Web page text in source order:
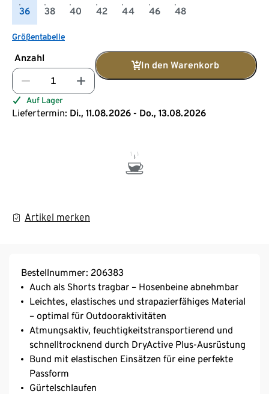
36 38 40 42 44 46 48
Größentabelle
Anzahl
In den Warenkorb
Auf Lager
Liefertermin: Di., 11.08.2026 - Do., 13.08.2026
Artikel merken
Bestellnummer: 206383
Auch als Shorts tragbar – Hosenbeine abnehmbar
Leichtes, elastisches und strapazierfähiges Material
– optimal für Outdooraktivitäten
Atmungsaktiv, feuchtigkeitstransportierend und
schnelltrocknend durch DryActive Plus-Ausrüstung
Bund mit elastischen Einsätzen für eine perfekte
Passform
Gürtelschlaufen